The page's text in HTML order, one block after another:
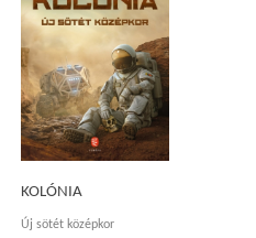
KOLÓNIA
Új sötét középkor